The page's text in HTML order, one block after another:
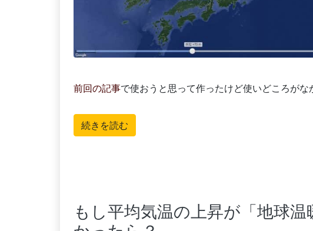
前回の記事で使おうと思って作ったけど使いどころがな
続きを読む
もし平均気温の上昇が「地球